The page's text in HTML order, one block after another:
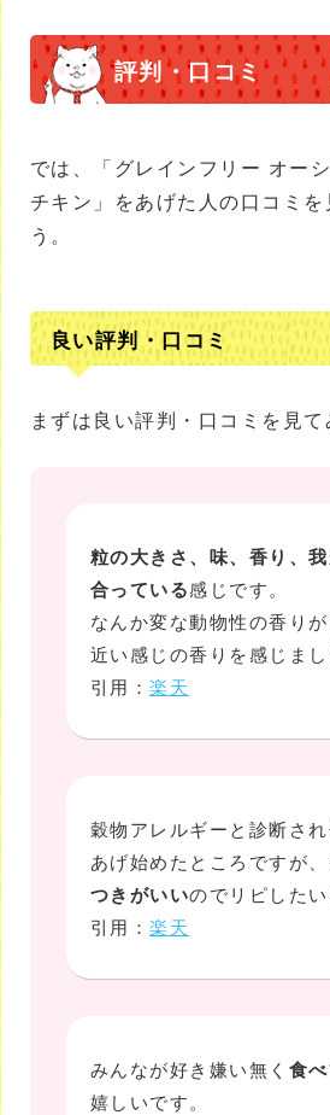
評判・口コミ
では、「グレインフリー オー
チキン」をあげた人の口コミを
う。
良い評判・口コミ
まずは良い評判・口コミを見て
粒の大きさ、味、香り、
合っている感じです。
なんか変な動物性の香り
近い感じの香りを感じまし
引用： 楽天
穀物アレルギーと診断さ
あげ始めたところですが、
つきがいいのでリピした
引用： 楽天
みんなが好き嫌い無く 食
嬉しいです。